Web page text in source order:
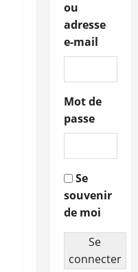
ou
adresse
e-mail
Mot de
passe
Se
souvenir
de moi
Se
connecter